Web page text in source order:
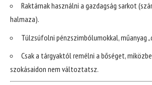
Raktárnak használni a gazdagság sarkot
halmaza).
Túlzsúfolni pénzszimbólumokkal, műanyag
Csak a tárgyaktól remélni a bőséget,
szokásaidon nem változtatsz.